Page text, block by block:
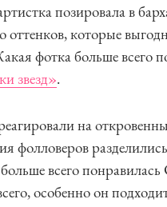
позировала в
оттенков, которые
фотка больше всего
звезд».
на
фолловеров
всего
особенно он